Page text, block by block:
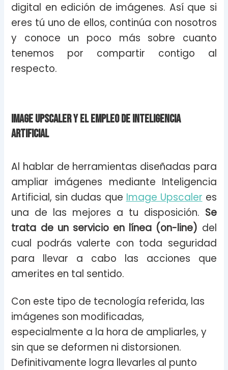
digital en edición de imágenes. Así que si
eres tú uno de ellos, continúa con nosotros
y conoce un poco más sobre cuanto
tenemos por compartir contigo al
respecto.
Image Upscaler y el empleo de inteligencia
artificial
Al hablar de herramientas diseñadas para
ampliar imágenes mediante Inteligencia
Artificial, sin dudas que Image Upscaler es
una de las mejores a tu disposición. Se
trata de un servicio en línea (on-line) del
cual podrás valerte con toda seguridad
para llevar a cabo las acciones que
amerites en tal sentido.
Con este tipo de tecnología referida, las
imágenes son modificadas,
especialmente a la hora de ampliarles, y
sin que se deformen ni distorsionen.
Definitivamente logra llevarles al punto